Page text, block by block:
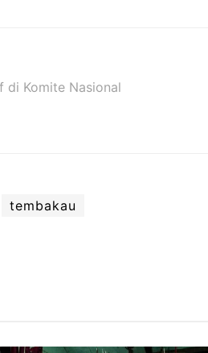
di Komite Nasional
tembakau